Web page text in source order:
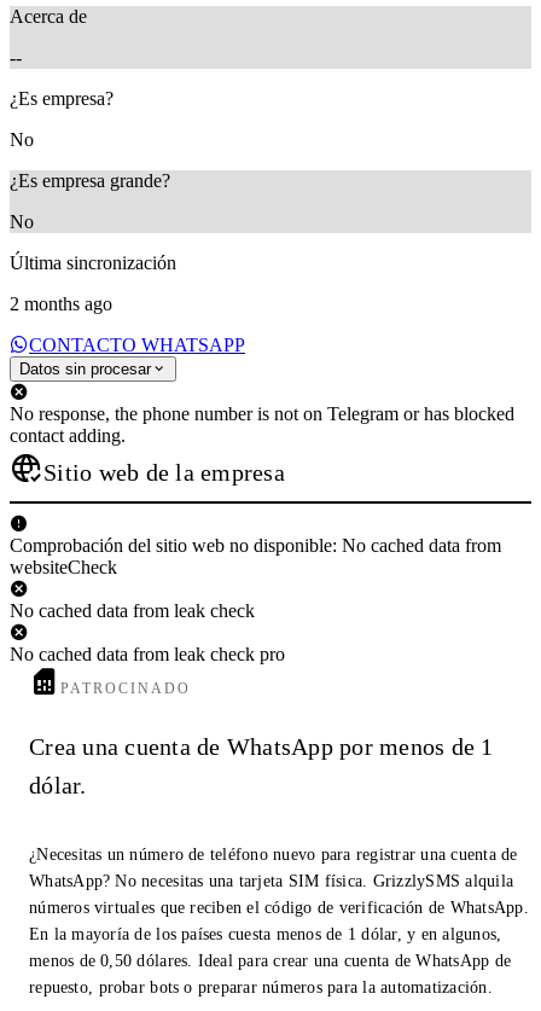
Acerca de
--
¿Es empresa?
No
¿Es empresa grande?
No
Última sincronización
2 months ago
CONTACTO WHATSAPP
Datos sin procesar
No response, the phone number is not on Telegram or has blocked
contact adding.
Sitio web de la empresa
Comprobación del sitio web no disponible: No cached data from
websiteCheck
No cached data from leak check
No cached data from leak check pro
PATROCINADO
Crea una cuenta de WhatsApp por menos de 1
dólar.
¿Necesitas un número de teléfono nuevo para registrar una cuenta de
WhatsApp? No necesitas una tarjeta SIM física. GrizzlySMS alquila
números virtuales que reciben el código de verificación de WhatsApp.
En la mayoría de los países cuesta menos de 1 dólar, y en algunos,
menos de 0,50 dólares. Ideal para crear una cuenta de WhatsApp de
repuesto, probar bots o preparar números para la automatización.